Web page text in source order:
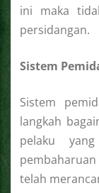
ini maka
persidangan.
Sistem
Sistem
langkah
pelaku
telah